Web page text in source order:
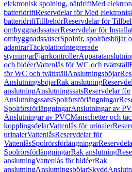
elektronisk spolning, nätdriftMed
batteridriftReservdelar för Med
batteridriftTillbehörReservdelar för
ombyggnadssatserReservdelar för
ombyggnadssatserSpolrör, spolrörsböjar
adaptrarTäckplattorIntegrerade
styrningarFjärrkontroller
och bidéerVattenlås för WC och tvättställ
för WC och tvättställAnslutningsböjar
AnslutningsböjarRak anslutning
anslutningAnslutningssatsReservdelar för
AnslutningssatsSpolrörsförlängningar
SpolrörsförlängningarAnslutningar av
Anslutningar av PVCManschetter och
kopplingsdelarVattenlås för urinaler
urinalerVattenlåsReservdelar för
VattenlåsSpolrörsförlängningar
SpolrörsförlängningarRak anslutning
anslutningVattenlås för bidéerRak
anslutningAnslutningsböjarSkydd